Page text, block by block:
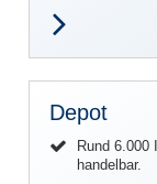
Depot
Rund 6.000
handelbar.